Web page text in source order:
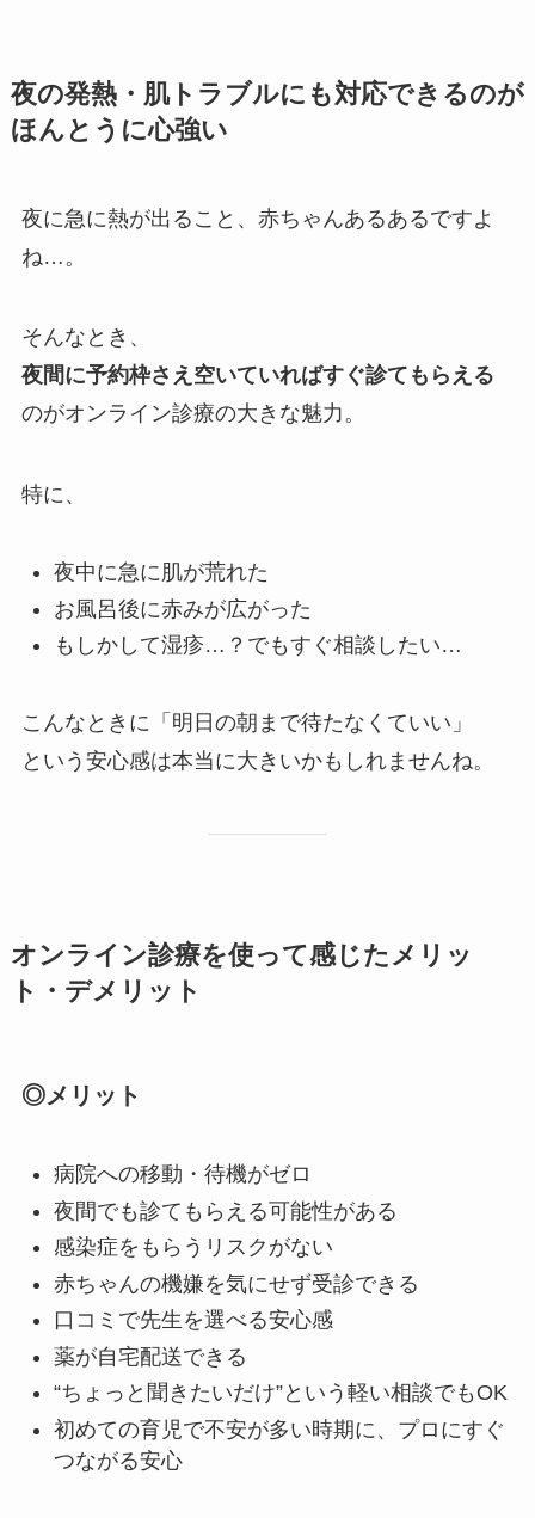
夜の発熱・肌トラブルにも対応できるのが
ほんとうに心強い
夜に急に熱が出ること、赤ちゃんあるあるですよ
ね…。
そんなとき、
夜間に予約枠さえ空いていればすぐ診てもらえる
のがオンライン診療の大きな魅力。
特に、
夜中に急に肌が荒れた
お風呂後に赤みが広がった
もしかして湿疹…？でもすぐ相談したい…
こんなときに「明日の朝まで待たなくていい」
という安心感は本当に大きいかもしれませんね。
オンライン診療を使って感じたメリッ
ト・デメリット
◎メリット
病院への移動・待機がゼロ
夜間でも診てもらえる可能性がある
感染症をもらうリスクがない
赤ちゃんの機嫌を気にせず受診できる
口コミで先生を選べる安心感
薬が自宅配送できる
“ちょっと聞きたいだけ”という軽い相談でもOK
初めての育児で不安が多い時期に、プロにすぐ
つながる安心